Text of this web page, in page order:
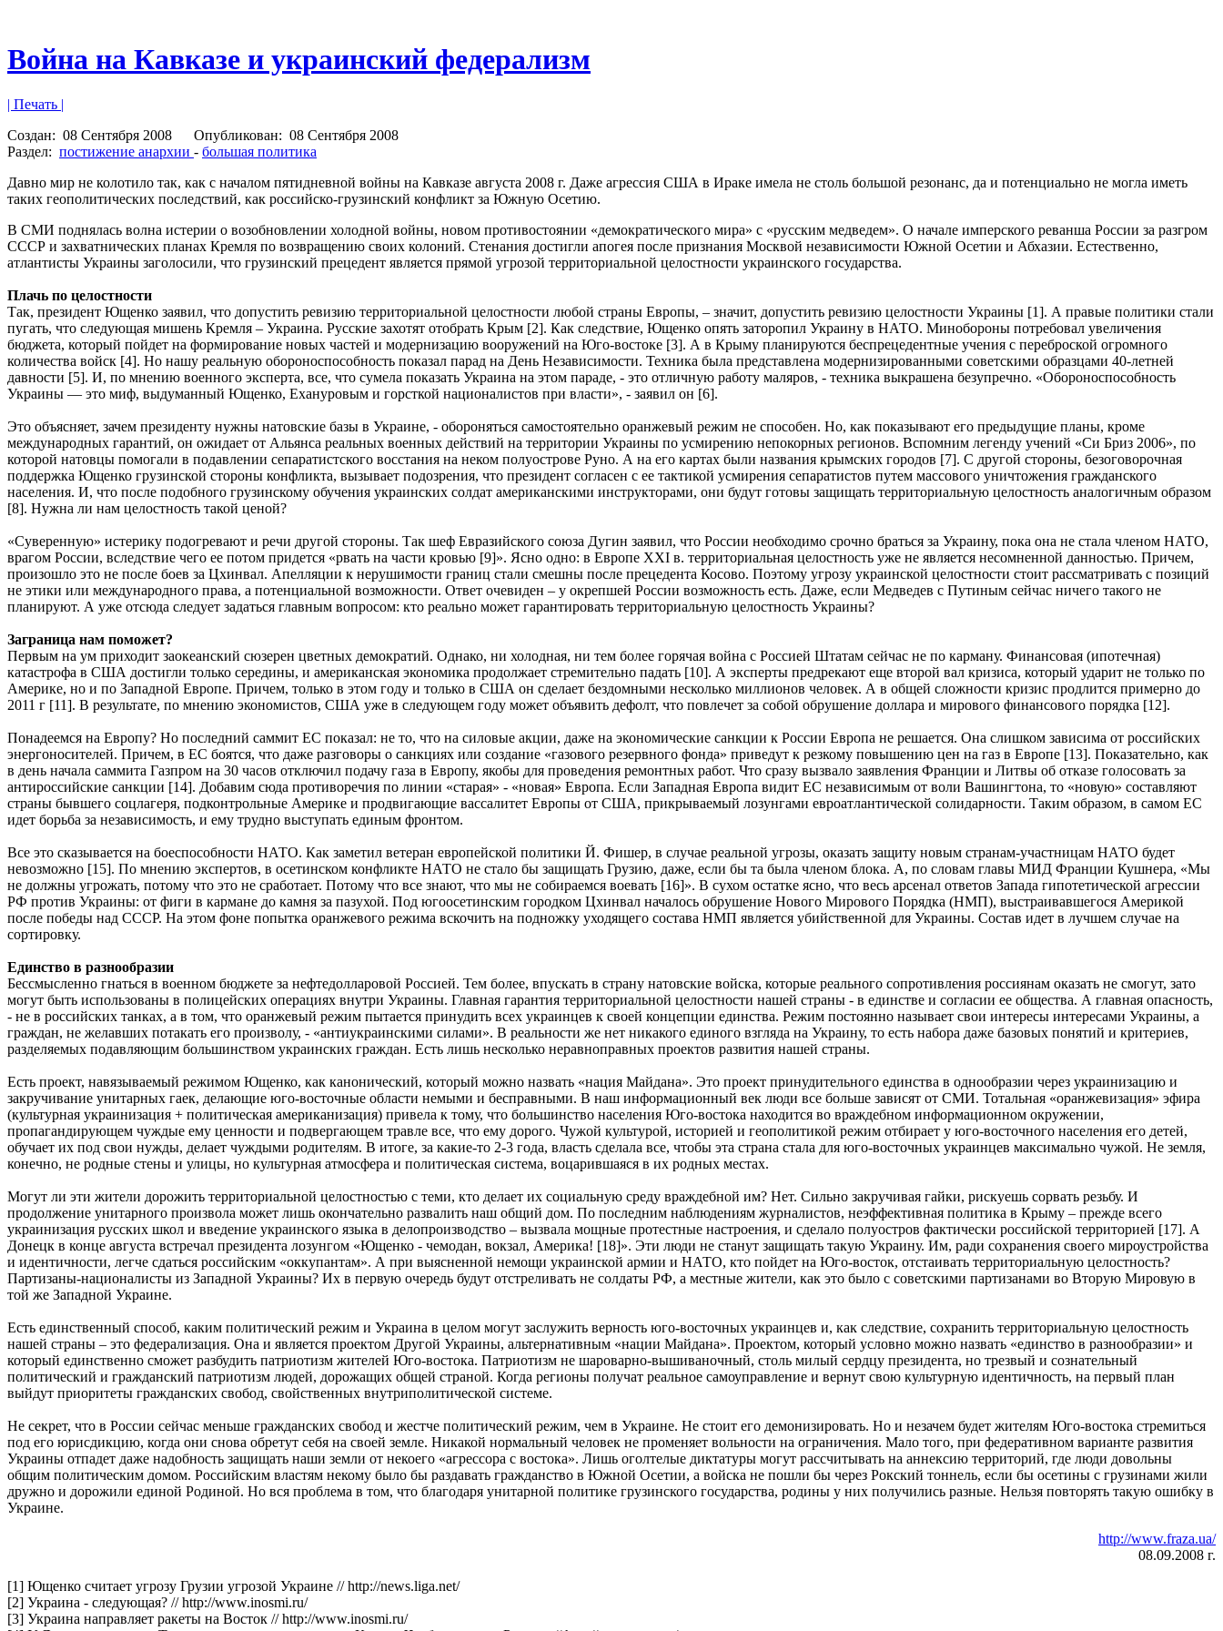
Война на Кавказе и украинский федерализм
| Печать |
Создан: 08 Сентября 2008 Опубликован: 08 Сентября 2008
Раздел: постижение анархии - большая политика
Давно мир не колотило так, как с началом пятидневной войны на Кавказе августа 2008 г. Даже агрессия США в Ираке имела не столь большой резонанс, да и потенциально не могла иметь
таких геополитических последствий, как российско-грузинский конфликт за Южную Осетию.
В СМИ поднялась волна истерии о возобновлении холодной войны, новом противостоянии «демократического мира» с «русским медведем». О начале имперского реванша России за разгром
СССР и захватнических планах Кремля по возвращению своих колоний. Стенания достигли апогея после признания Москвой независимости Южной Осетии и Абхазии. Естественно,
атлантисты Украины заголосили, что грузинский прецедент является прямой угрозой территориальной целостности украинского государства.
Плачь по целостности
Так, президент Ющенко заявил, что допустить ревизию территориальной целостности любой страны Европы, – значит, допустить ревизию целостности Украины [1]. А правые политики стали
пугать, что следующая мишень Кремля – Украина. Русские захотят отобрать Крым [2]. Как следствие, Ющенко опять заторопил Украину в НАТО. Минобороны потребовал увеличения
бюджета, который пойдет на формирование новых частей и модернизацию вооружений на Юго-востоке [3]. А в Крыму планируются беспрецедентные учения с переброской огромного
количества войск [4]. Но нашу реальную обороноспособность показал парад на День Независимости. Техника была представлена модернизированными советскими образцами 40-летней
давности [5]. И, по мнению военного эксперта, все, что сумела показать Украина на этом параде, - это отличную работу маляров, - техника выкрашена безупречно. «Обороноспособность
Украины — это миф, выдуманный Ющенко, Ехануровым и горсткой националистов при власти», - заявил он [6].
Это объясняет, зачем президенту нужны натовские базы в Украине, - обороняться самостоятельно оранжевый режим не способен. Но, как показывают его предыдущие планы, кроме
международных гарантий, он ожидает от Альянса реальных военных действий на территории Украины по усмирению непокорных регионов. Вспомним легенду учений «Си Бриз 2006», по
которой натовцы помогали в подавлении сепаратистского восстания на неком полуострове Руно. А на его картах были названия крымских городов [7]. С другой стороны, безоговорочная
поддержка Ющенко грузинской стороны конфликта, вызывает подозрения, что президент согласен с ее тактикой усмирения сепаратистов путем массового уничтожения гражданского
населения. И, что после подобного грузинскому обучения украинских солдат американскими инструкторами, они будут готовы защищать территориальную целостность аналогичным образом
[8]. Нужна ли нам целостность такой ценой?
«Суверенную» истерику подогревают и речи другой стороны. Так шеф Евразийского союза Дугин заявил, что России необходимо срочно браться за Украину, пока она не стала членом НАТО,
врагом России, вследствие чего ее потом придется «рвать на части кровью [9]». Ясно одно: в Европе XXI в. территориальная целостность уже не является несомненной данностью. Причем,
произошло это не после боев за Цхинвал. Апелляции к нерушимости границ стали смешны после прецедента Косово. Поэтому угрозу украинской целостности стоит рассматривать с позиций
не этики или международного права, а потенциальной возможности. Ответ очевиден – у окрепшей России возможность есть. Даже, если Медведев с Путиным сейчас ничего такого не
планируют. А уже отсюда следует задаться главным вопросом: кто реально может гарантировать территориальную целостность Украины?
Заграница нам поможет?
Первым на ум приходит заокеанский сюзерен цветных демократий. Однако, ни холодная, ни тем более горячая война с Россией Штатам сейчас не по карману. Финансовая (ипотечная)
катастрофа в США достигли только середины, и американская экономика продолжает стремительно падать [10]. А эксперты предрекают еще второй вал кризиса, который ударит не только по
Америке, но и по Западной Европе. Причем, только в этом году и только в США он сделает бездомными несколько миллионов человек. А в общей сложности кризис продлится примерно до
2011 г [11]. В результате, по мнению экономистов, США уже в следующем году может объявить дефолт, что повлечет за собой обрушение доллара и мирового финансового порядка [12].
Понадеемся на Европу? Но последний саммит ЕС показал: не то, что на силовые акции, даже на экономические санкции к России Европа не решается. Она слишком зависима от российских
энергоносителей. Причем, в ЕС боятся, что даже разговоры о санкциях или создание «газового резервного фонда» приведут к резкому повышению цен на газ в Европе [13]. Показательно, как
в день начала саммита Газпром на 30 часов отключил подачу газа в Европу, якобы для проведения ремонтных работ. Что сразу вызвало заявления Франции и Литвы об отказе голосовать за
антироссийские санкции [14]. Добавим сюда противоречия по линии «старая» - «новая» Европа. Если Западная Европа видит ЕС независимым от воли Вашингтона, то «новую» составляют
страны бывшего соцлагеря, подконтрольные Америке и продвигающие вассалитет Европы от США, прикрываемый лозунгами евроатлантической солидарности. Таким образом, в самом ЕС
идет борьба за независимость, и ему трудно выступать единым фронтом.
Все это сказывается на боеспособности НАТО. Как заметил ветеран европейской политики Й. Фишер, в случае реальной угрозы, оказать защиту новым странам-участницам НАТО будет
невозможно [15]. По мнению экспертов, в осетинском конфликте НАТО не стало бы защищать Грузию, даже, если бы та была членом блока. А, по словам главы МИД Франции Кушнера, «Мы
не должны угрожать, потому что это не сработает. Потому что все знают, что мы не собираемся воевать [16]». В сухом остатке ясно, что весь арсенал ответов Запада гипотетической агрессии
РФ против Украины: от фиги в кармане до камня за пазухой. Под югоосетинским городком Цхинвал началось обрушение Нового Мирового Порядка (НМП), выстраивавшегося Америкой
после победы над СССР. На этом фоне попытка оранжевого режима вскочить на подножку уходящего состава НМП является убийственной для Украины. Состав идет в лучшем случае на
сортировку.
Единство в разнообразии
Бессмысленно гнаться в военном бюджете за нефтедолларовой Россией. Тем более, впускать в страну натовские войска, которые реального сопротивления россиянам оказать не смогут, зато
могут быть использованы в полицейских операциях внутри Украины. Главная гарантия территориальной целостности нашей страны - в единстве и согласии ее общества. А главная опасность,
- не в российских танках, а в том, что оранжевый режим пытается принудить всех украинцев к своей концепции единства. Режим постоянно называет свои интересы интересами Украины, а
граждан, не желавших потакать его произволу, - «антиукраинскими силами». В реальности же нет никакого единого взгляда на Украину, то есть набора даже базовых понятий и критериев,
разделяемых подавляющим большинством украинских граждан. Есть лишь несколько неравноправных проектов развития нашей страны.
Есть проект, навязываемый режимом Ющенко, как канонический, который можно назвать «нация Майдана». Это проект принудительного единства в однообразии через украинизацию и
закручивание унитарных гаек, делающие юго-восточные области немыми и бесправными. В наш информационный век люди все больше зависят от СМИ. Тотальная «оранжевизация» эфира
(культурная украинизация + политическая американизация) привела к тому, что большинство населения Юго-востока находится во враждебном информационном окружении,
пропагандирующем чуждые ему ценности и подвергающем травле все, что ему дорого. Чужой культурой, историей и геополитикой режим отбирает у юго-восточного населения его детей,
обучает их под свои нужды, делает чуждыми родителям. В итоге, за какие-то 2-3 года, власть сделала все, чтобы эта страна стала для юго-восточных украинцев максимально чужой. Не земля,
конечно, не родные стены и улицы, но культурная атмосфера и политическая система, воцарившаяся в их родных местах.
Могут ли эти жители дорожить территориальной целостностью с теми, кто делает их социальную среду враждебной им? Нет. Сильно закручивая гайки, рискуешь сорвать резьбу. И
продолжение унитарного произвола может лишь окончательно развалить наш общий дом. По последним наблюдениям журналистов, неэффективная политика в Крыму – прежде всего
украинизация русских школ и введение украинского языка в делопроизводство – вызвала мощные протестные настроения, и сделало полуостров фактически российской территорией [17]. А
Донецк в конце августа встречал президента лозунгом «Ющенко - чемодан, вокзал, Америка! [18]». Эти люди не станут защищать такую Украину. Им, ради сохранения своего мироустройства
и идентичности, легче сдаться российским «оккупантам». А при выясненной немощи украинской армии и НАТО, кто пойдет на Юго-восток, отстаивать территориальную целостность?
Партизаны-националисты из Западной Украины? Их в первую очередь будут отстреливать не солдаты РФ, а местные жители, как это было с советскими партизанами во Вторую Мировую в
той же Западной Украине.
Есть единственный способ, каким политический режим и Украина в целом могут заслужить верность юго-восточных украинцев и, как следствие, сохранить территориальную целостность
нашей страны – это федерализация. Она и является проектом Другой Украины, альтернативным «нации Майдана». Проектом, который условно можно назвать «единство в разнообразии» и
который единственно сможет разбудить патриотизм жителей Юго-востока. Патриотизм не шароварно-вышиваночный, столь милый сердцу президента, но трезвый и сознательный
политический и гражданский патриотизм людей, дорожащих общей страной. Когда регионы получат реальное самоуправление и вернут свою культурную идентичность, на первый план
выйдут приоритеты гражданских свобод, свойственных внутриполитической системе.
Не секрет, что в России сейчас меньше гражданских свобод и жестче политический режим, чем в Украине. Не стоит его демонизировать. Но и незачем будет жителям Юго-востока стремиться
под его юрисдикцию, когда они снова обретут себя на своей земле. Никакой нормальный человек не променяет вольности на ограничения. Мало того, при федеративном варианте развития
Украины отпадет даже надобность защищать наши земли от некоего «агрессора с востока». Лишь оголтелые диктатуры могут рассчитывать на аннексию территорий, где люди довольны
общим политическим домом. Российским властям некому было бы раздавать гражданство в Южной Осетии, а войска не пошли бы через Рокский тоннель, если бы осетины с грузинами жили
дружно и дорожили единой Родиной. Но вся проблема в том, что благодаря унитарной политике грузинского государства, родины у них получились разные. Нельзя повторять такую ошибку в
Украине.
http://www.fraza.ua/
08.09.2008 г.
[1] Ющенко считает угрозу Грузии угрозой Украине // http://news.liga.net/
[2] Украина - следующая? // http://www.inosmi.ru/
[3] Украина направляет ракеты на Восток // http://www.inosmi.ru/